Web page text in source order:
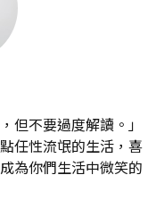
但不要過度解讀。」
任性流氓的生活，喜
為你們生活中微笑的